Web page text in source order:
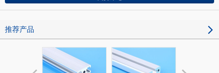
推荐产品